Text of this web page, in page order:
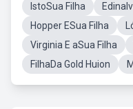
IstoSua Filha
Hopper ESua Filha
Virginia E aSua Filha
FilhaDa Gold Huion